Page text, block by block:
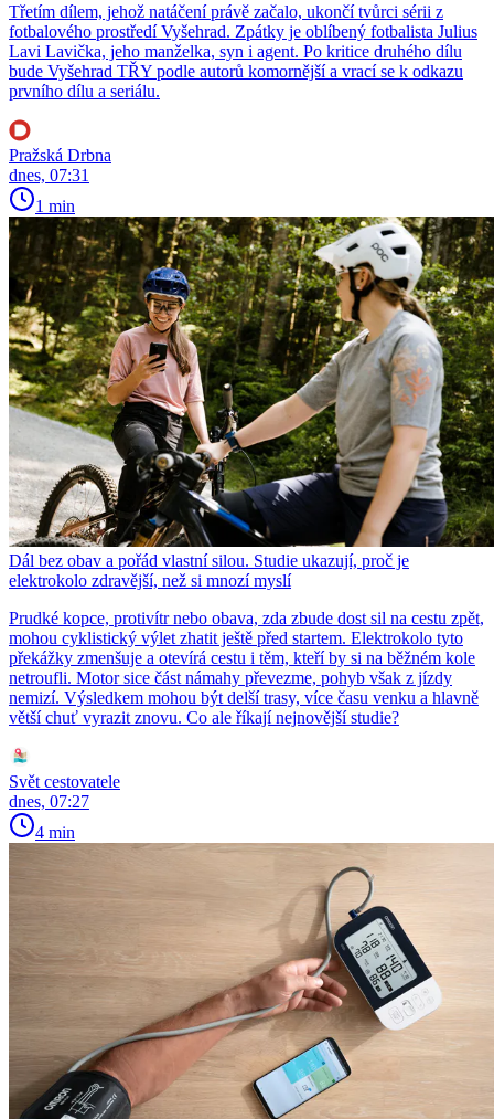
Třetím dílem, jehož natáčení právě začalo, ukončí tvůrci sérii z
fotbalového prostředí Vyšehrad. Zpátky je oblíbený fotbalista Julius
Lavi Lavička, jeho manželka, syn i agent. Po kritice druhého dílu
bude Vyšehrad TŘY podle autorů komornější a vrací se k odkazu
prvního dílu a seriálu.
Pražská Drbna
dnes, 07:31
1 min
Dál bez obav a pořád vlastní silou. Studie ukazují, proč je
elektrokolo zdravější, než si mnozí myslí
Prudké kopce, protivítr nebo obava, zda zbude dost sil na cestu zpět,
mohou cyklistický výlet zhatit ještě před startem. Elektrokolo tyto
překážky zmenšuje a otevírá cestu i těm, kteří by si na běžném kole
netroufli. Motor sice část námahy převezme, pohyb však z jízdy
nemizí. Výsledkem mohou být delší trasy, více času venku a hlavně
větší chuť vyrazit znovu. Co ale říkají nejnovější studie?
Svět cestovatele
dnes, 07:27
4 min